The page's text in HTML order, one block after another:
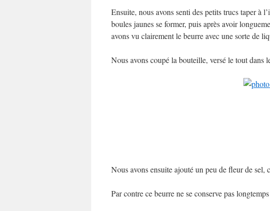
Ensuite, nous avons senti des petits trucs taper à
boules jaunes se former, puis après avoir
avons vu clairement le beurre avec une sorte de
Nous avons coupé la bouteille, versé le tout
Nous avons ensuite ajouté un peu de fleur de sel,
Par contre ce beurre ne se conserve pas